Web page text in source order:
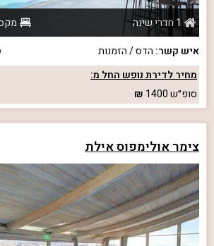
1 חדרי שינה
איש קשר: הדס / הזמנות
מחיר לדירת נופש החל מ:
סופ״ש1400
צימר אולימפוס אילת